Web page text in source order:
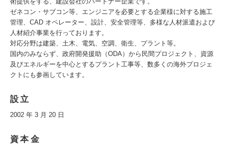
ゼネコン・サブコン等、エンジニアを必要とする企業様に対する施工
管理、CAD オペレーター、設計、安全管理等、多様な人材派遣および
人材紹介事業を行っております。
対応分野は建築、土木、電気、空調、衛生、プラント等。
国内のみならず、政府開発援助（ODA）から民間プロジェクト、資源
及びエネルギーを中心とするプラント工事等、数多くの海外プロジェ
クトにも参画しています。
設立
2002 年 3 月 20 日
資本金